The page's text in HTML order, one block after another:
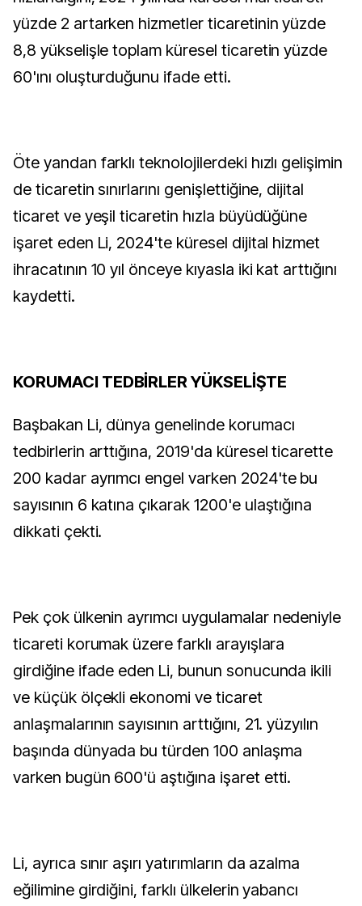
yüzde 2 artarken hizmetler ticaretinin yüzde
8,8 yükselişle toplam küresel ticaretin yüzde
60'ını oluşturduğunu ifade etti.
Öte yandan farklı teknolojilerdeki hızlı gelişimin
de ticaretin sınırlarını genişlettiğine, dijital
ticaret ve yeşil ticaretin hızla büyüdüğüne
işaret eden Li, 2024'te küresel dijital hizmet
ihracatının 10 yıl önceye kıyasla iki kat arttığını
kaydetti.
KORUMACI TEDBİRLER YÜKSELİŞTE
Başbakan Li, dünya genelinde korumacı
tedbirlerin arttığına, 2019'da küresel ticarette
200 kadar ayrımcı engel varken 2024'te bu
sayısının 6 katına çıkarak 1200'e ulaştığına
dikkati çekti.
Pek çok ülkenin ayrımcı uygulamalar nedeniyle
ticareti korumak üzere farklı arayışlara
girdiğine ifade eden Li, bunun sonucunda ikili
ve küçük ölçekli ekonomi ve ticaret
anlaşmalarının sayısının arttığını, 21. yüzyılın
başında dünyada bu türden 100 anlaşma
varken bugün 600'ü aştığına işaret etti.
Li, ayrıca sınır aşırı yatırımların da azalma
eğilimine girdiğini, farklı ülkelerin yabancı